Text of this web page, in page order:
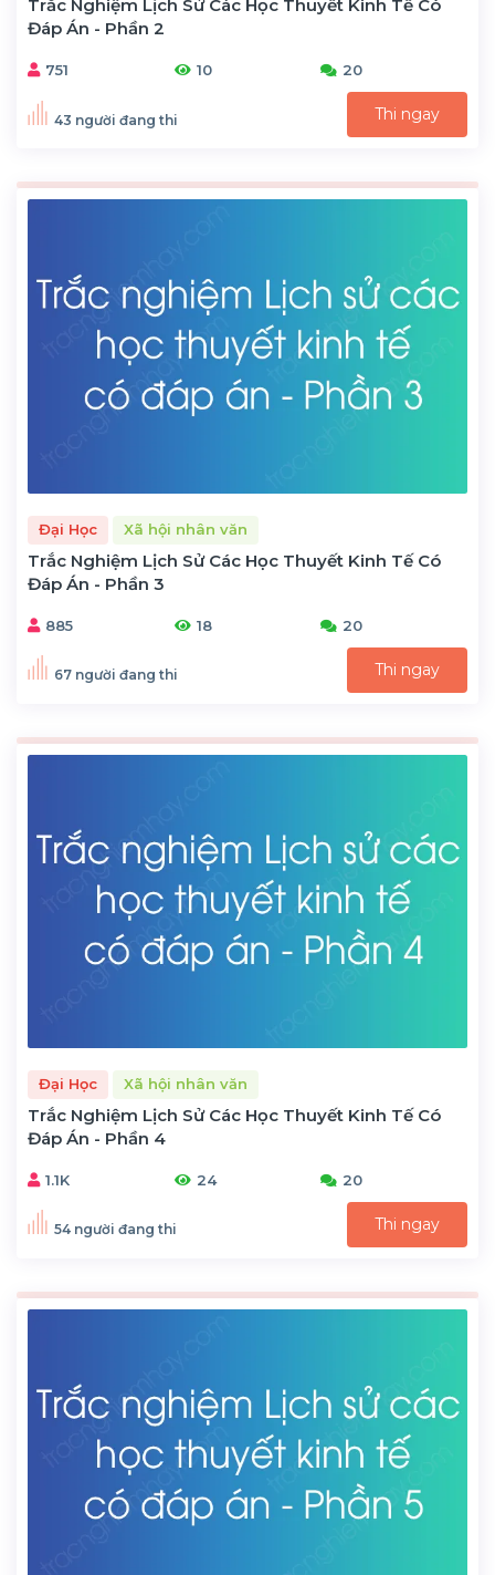
Trắc Nghiệm Lịch Sử Các Học Thuyết Kinh Tế Có
Đáp Án - Phần 2
751 10 20
43 người đang thi Thi ngay
Đại Học Xã hội nhân văn
Trắc Nghiệm Lịch Sử Các Học Thuyết Kinh Tế Có
Đáp Án - Phần 3
885 18 20
67 người đang thi Thi ngay
Đại Học Xã hội nhân văn
Trắc Nghiệm Lịch Sử Các Học Thuyết Kinh Tế Có
Đáp Án - Phần 4
1.1K 24 20
54 người đang thi Thi ngay